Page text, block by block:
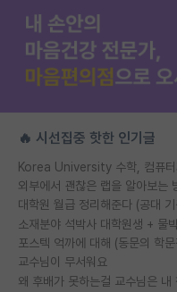
🔥 시선집중 핫한 인기글
외부에서 괜찮은 랩을 알아보는
대학원 월급 정리해준다 (공대 기
소재분야 석박사 대학원생 + 물
교수님이 무서워요